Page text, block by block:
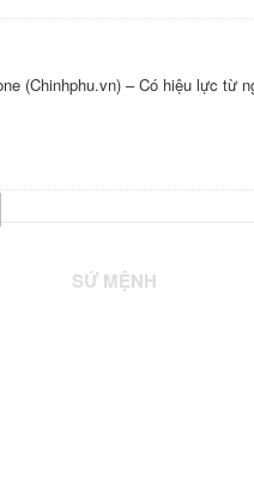
(Chinhphu.vn) – Có hiệu lực từ
SỨ MỆNH